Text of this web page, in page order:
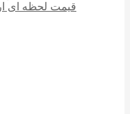
قیمت لحظه ای